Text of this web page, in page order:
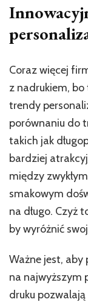
Coraz więcej
z nadrukiem,
trendy
porównaniu do
takich jak
bardziej
między
smakowym
na długo. Czyż
by wyróżnić
Ważne jest, aby
na najwyższym
druku